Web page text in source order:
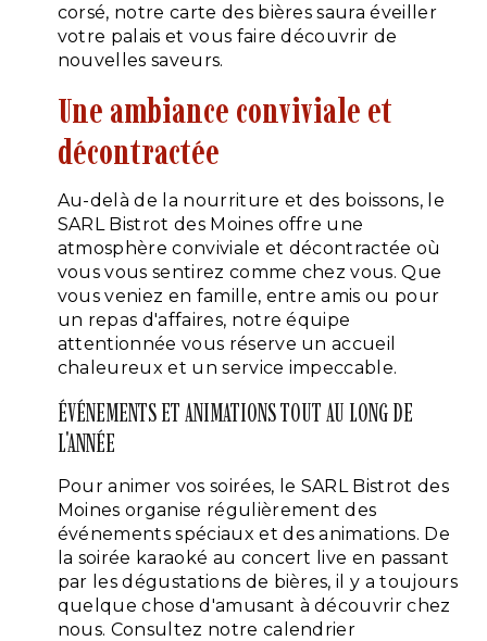
corsé, notre carte des bières saura éveiller
votre palais et vous faire découvrir de
nouvelles saveurs.
Une ambiance conviviale et
décontractée
Au-delà de la nourriture et des boissons, le
SARL Bistrot des Moines offre une
atmosphère conviviale et décontractée où
vous vous sentirez comme chez vous. Que
vous veniez en famille, entre amis ou pour
un repas d'affaires, notre équipe
attentionnée vous réserve un accueil
chaleureux et un service impeccable.
ÉVÉNEMENTS ET ANIMATIONS TOUT AU LONG DE
L'ANNÉE
Pour animer vos soirées, le SARL Bistrot des
Moines organise régulièrement des
événements spéciaux et des animations. De
la soirée karaoké au concert live en passant
par les dégustations de bières, il y a toujours
quelque chose d'amusant à découvrir chez
nous. Consultez notre calendrier